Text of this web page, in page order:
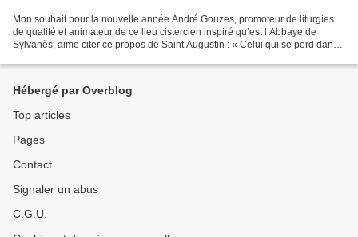
Mon souhait pour la nouvelle année André Gouzes, promoteur de liturgies
de qualité et animateur de ce lieu cistercien inspiré qu’est l’Abbaye de
Sylvanès, aime citer ce propos de Saint Augustin : « Celui qui se perd dans
Hébergé par Overblog
Top articles
Pages
Contact
Signaler un abus
C.G.U.